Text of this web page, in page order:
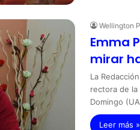
Wellington
Emma
mirar
La
rectora de la
Domingo
Leer más »